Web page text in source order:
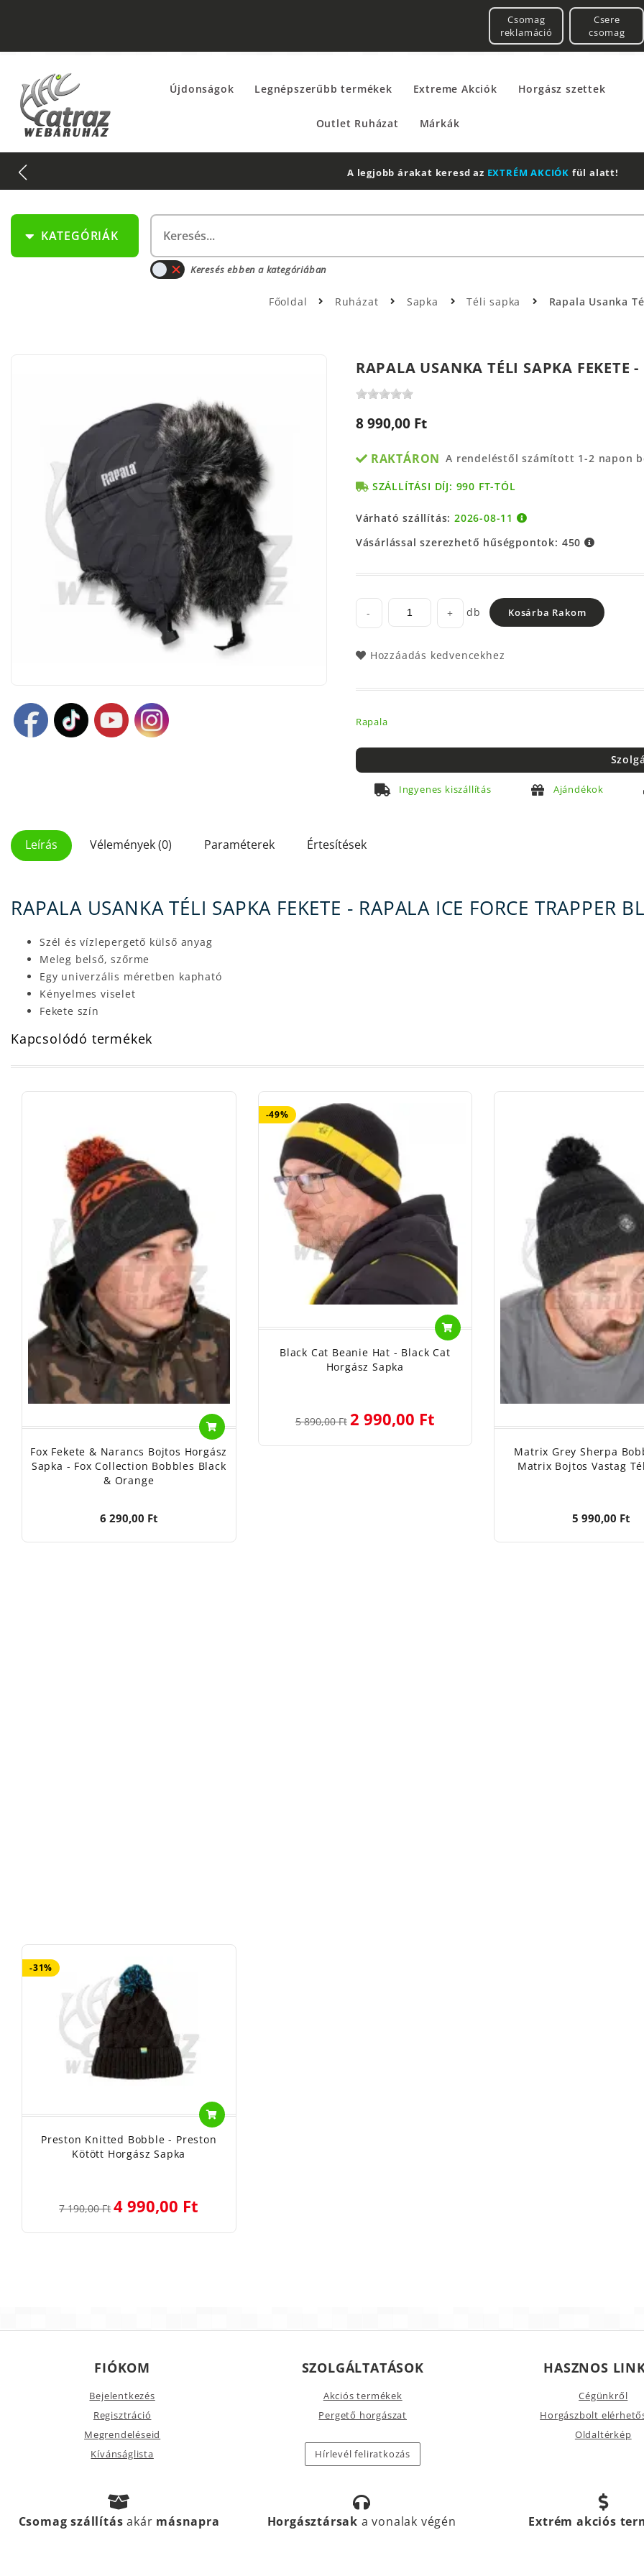
Csomag
reklamáció
Csere
csomag
Újdonságok Legnépszerűbb termékek Extreme Akciók Horgász szettek
Outlet Ruházat Márkák
A legjobb árakat keresd az EXTRÉM AKCIÓK fül alatt!
KATEGÓRIÁK
Keresés ebben a kategóriában
Főoldal Ruházat Sapka Téli sapka Rapala Usanka
RAPALA USANKA TÉLI SAPKA FEKETE
8 990,00 Ft
RAKTÁRON A rendeléstől számított 1-2 napon
SZÁLLÍTÁSI DÍJ: 990 FT-TÓL
Várható szállítás:2026-08-11
Vásárlással szerezhető hűségpontok: 450
- + db Kosárba Rakom
Hozzáadás kedvencekhez
Rapala
Ingyenes kiszállítás Ajándékok
Leírás Vélemények (0) Paraméterek Értesítések
RAPALA USANKA TÉLI SAPKA FEKETE - RAPALA ICE FORCE TRAPPER
Szél és vízlepergető külső anyag
Meleg belső, szőrme
Egy univerzális méretben kapható
Kényelmes viselet
Fekete szín
Kapcsolódó termékek
Fox Fekete & Narancs Bojtos Horgász
Sapka - Fox Collection Bobbles Black
& Orange
6 290,00 Ft
-49%
Black Cat Beanie Hat - Black Cat
Horgász Sapka
5 890,00 Ft 2 990,00 Ft
Matrix Grey Sherpa
Matrix Bojtos Vastag
5 990,00 Ft
-31%
Preston Knitted Bobble - Preston
Kötött Horgász Sapka
7 190,00 Ft 4 990,00 Ft
FIÓKOM
Bejelentkezés
Regisztráció
Megrendeléseid
Kívánságlista
SZOLGÁLTATÁSOK
Akciós termékek
Pergető horgászat
Hírlevél feliratkozás
HASZNOS
Cégünkről
Horgászbolt
Oldaltérkép
Csomag szállításakár másnapra Horgásztársak a vonalak végén Extrém akciós